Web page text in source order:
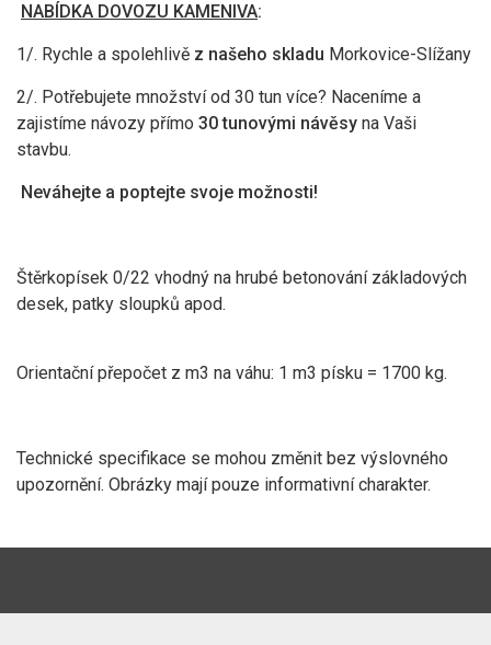
NABÍDKA DOVOZU KAMENIVA:
1/. Rychle a spolehlivě z našeho skladu Morkovice-Slížany
2/. Potřebujete množství od 30 tun více? Naceníme a
zajistíme návozy přímo 30 tunovými návěsy na Vaši
stavbu.
Neváhejte a poptejte svoje možnosti!
Štěrkopísek 0/22 vhodný na hrubé betonování základových
desek, patky sloupků apod.
Orientační přepočet z m3 na váhu: 1 m3 písku = 1700 kg.
Technické specifikace se mohou změnit bez výslovného
upozornění. Obrázky mají pouze informativní charakter.